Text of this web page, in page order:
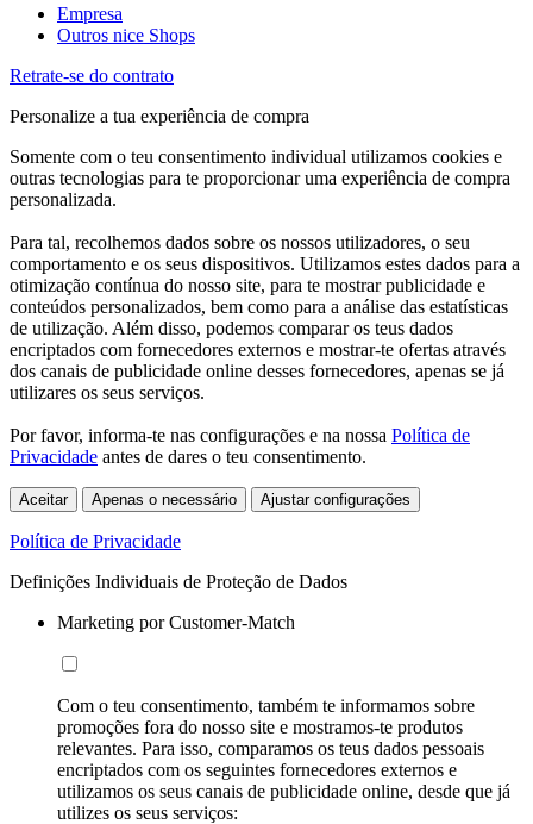
Empresa
Outros nice Shops
Retrate-se do contrato
Personalize a tua experiência de compra
Somente com o teu consentimento individual utilizamos cookies e
outras tecnologias para te proporcionar uma experiência de compra
personalizada.
Para tal, recolhemos dados sobre os nossos utilizadores, o seu
comportamento e os seus dispositivos. Utilizamos estes dados para a
otimização contínua do nosso site, para te mostrar publicidade e
conteúdos personalizados, bem como para a análise das estatísticas
de utilização. Além disso, podemos comparar os teus dados
encriptados com fornecedores externos e mostrar-te ofertas através
dos canais de publicidade online desses fornecedores, apenas se já
utilizares os seus serviços.
Por favor, informa-te nas configurações e na nossa Política de
Privacidade antes de dares o teu consentimento.
Aceitar Apenas o necessário Ajustar configurações
Política de Privacidade
Definições Individuais de Proteção de Dados
Marketing por Customer-Match
Com o teu consentimento, também te informamos sobre
promoções fora do nosso site e mostramos-te produtos
relevantes. Para isso, comparamos os teus dados pessoais
encriptados com os seguintes fornecedores externos e
utilizamos os seus canais de publicidade online, desde que já
utilizes os seus serviços: